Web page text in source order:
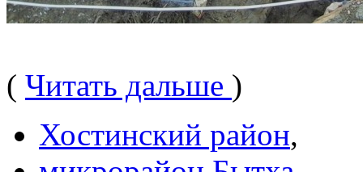
( Читать дальше )
Хостинский район,